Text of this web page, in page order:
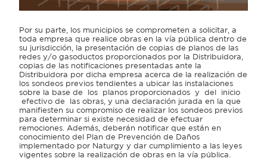
Por su parte, los municipios se comprometen a solicitar, a
toda empresa que realice obras en la vía pública dentro de
su jurisdicción, la presentación de copias de planos de las
redes y/o gasoductos proporcionados por la Distribuidora,
copias de las notificaciones presentadas ante la
Distribuidora por dicha empresa acerca de la realización de
los sondeos previos tendientes a ubicar las instalaciones
sobre la base de los planos proporcionados y del inicio
efectivo de las obras, y una declaración jurada en la que
manifiesten su compromiso de realizar los sondeos previos
para determinar si existe necesidad de efectuar
remociones. Además, deberán notificar que están en
conocimiento del Plan de Prevención de Daños
implementado por Naturgy y dar cumplimiento a las leyes
vigentes sobre la realización de obras en la vía pública.